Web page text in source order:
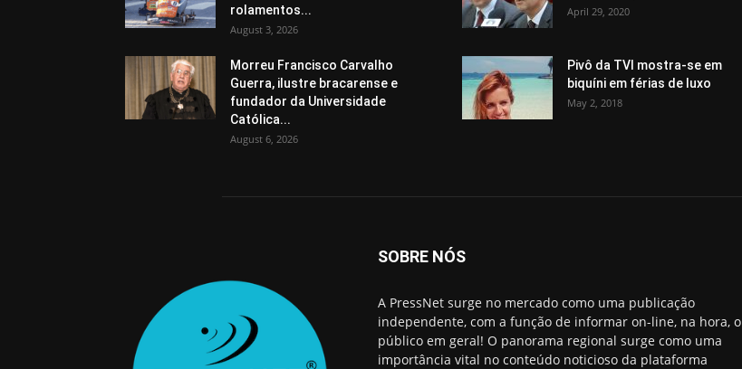
rolamentos...
August 3, 2026
Morreu Francisco Carvalho
Guerra, ilustre bracarense e
fundador da Universidade
Católica...
August 6, 2026
April 29, 2020
Pivô da TVI mostra-se em
biquíni em férias de luxo
May 2, 2018
SOBRE NÓS
A PressNet surge no mercado como uma publicação
independente, com a função de informar on-line, na hora, o
público em geral! O panorama regional surge como uma
importância vital no conteúdo noticioso da plataforma